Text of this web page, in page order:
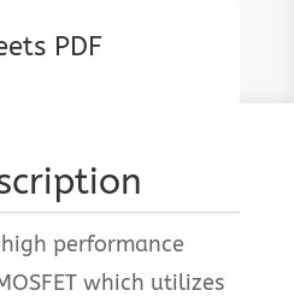
PDF
performance
which utilizes